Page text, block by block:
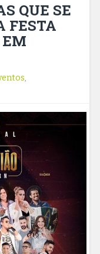
QUE SE
FESTA
EM
,